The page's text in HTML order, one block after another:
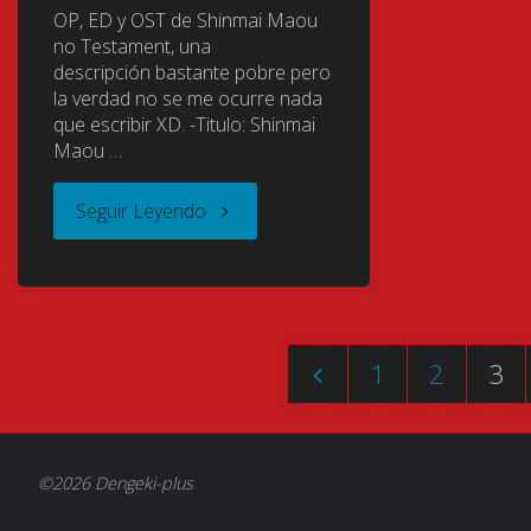
敗
の
神
装
機
OP, ED y OST de Shinmai Maou
no Testament, una
descripción bastante pobre pero
la verdad no se me ocurre nada
que escribir XD. -Titulo: Shinmai
Maou …
Seguir Leyendo "Shinmai
(The
Paginación
1 2 3
©2026 Dengeki-plus